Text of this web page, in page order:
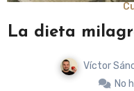
La dieta
Víctor
No